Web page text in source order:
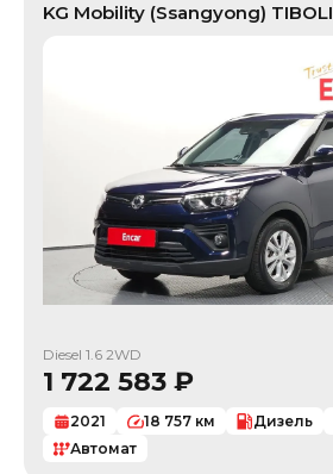
KG Mobility (Ssangyong) TIBOLI
Diesel 1.6 2WD
1 722 583 ₽
2021 18 757 км Дизель
Автомат